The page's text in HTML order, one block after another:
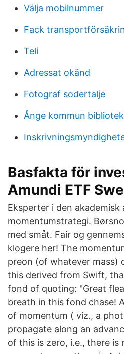
Välja mobilnummer
Fack
Teli
Adressat okänd
Fotograf sodertalje
Ånge kommun
Basfakta för
Amundi ETF
Eksperter i den akademisk
momentumstrategi.
med småt. Fair og
klogere her! The
preon (of whatever mass)
this derived from Swift,
fond of quoting: "Great
breath in this fond chase!
of momentum ( viz., a
propagate along an
of this is zero, i.e., there is